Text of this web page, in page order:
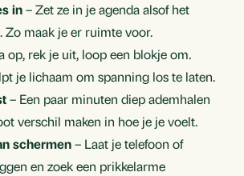
in– Zet ze in je agenda alsof het
Zo maak je er ruimte voor.
op, rek je uit, loop een blokje om.
je lichaam om spanning los te laten.
– Een paar minuten diep ademhalen
verschil maken in hoe je je voelt.
schermen– Laat je telefoon of
en zoek een prikkelarme